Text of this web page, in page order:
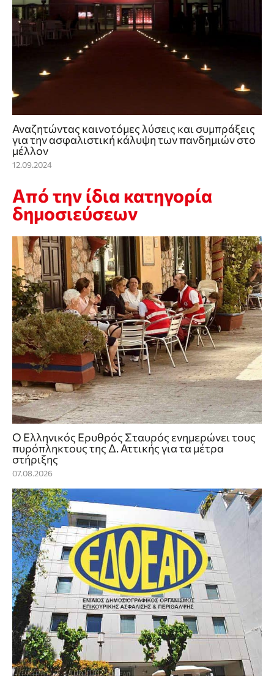
Αναζητώντας καινοτόμες λύσεις και συμπράξεις
για την ασφαλιστική κάλυψη των πανδημιών στο
μέλλον
12.09.2024
Από την ίδια κατηγορία
δημοσιεύσεων
Ο Ελληνικός Ερυθρός Σταυρός ενημερώνει τους
πυρόπληκτους της Δ. Αττικής για τα μέτρα
στήριξης
07.08.2026